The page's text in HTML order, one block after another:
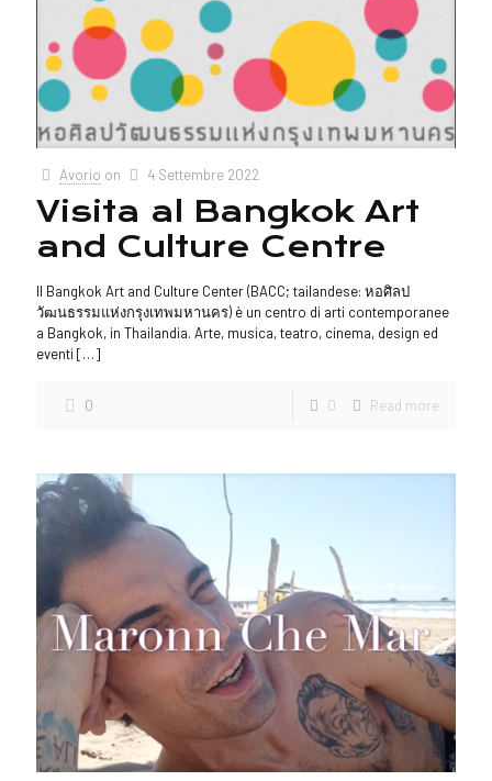
Avorio on 4 Settembre 2022
Visita al Bangkok Art
and Culture Centre
Il Bangkok Art and Culture Center (BACC; tailandese: หอศิลป
วัฒนธรรมแห่งกรุงเทพมหานคร) è un centro di arti contemporanee
a Bangkok, in Thailandia. Arte, musica, teatro, cinema, design ed
eventi […]
0 0 Read more